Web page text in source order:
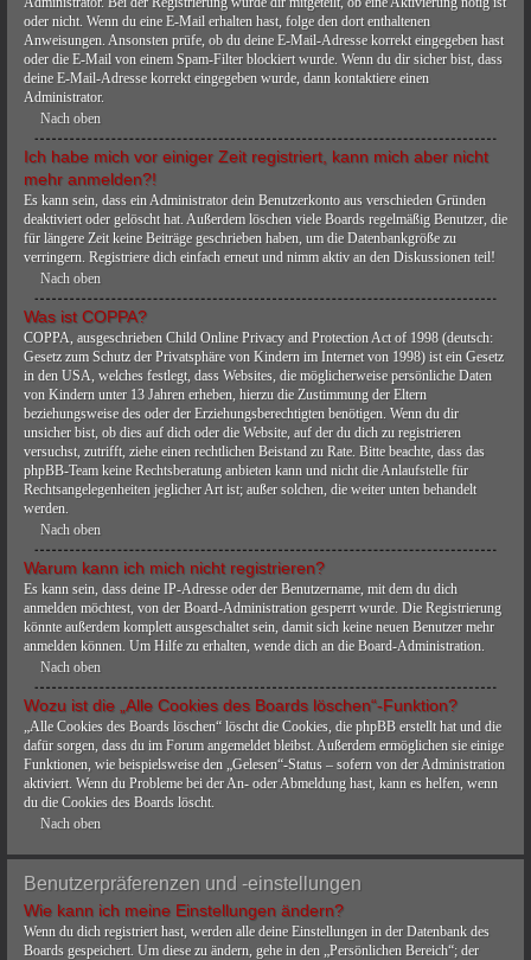
oder nicht. Wenn du eine E-Mail erhalten hast, folge den dort enthaltenen
Anweisungen. Ansonsten prüfe, ob du deine E-Mail-Adresse korrekt eingegeben hast
oder die E-Mail von einem Spam-Filter blockiert wurde. Wenn du dir sicher bist, dass
deine E-Mail-Adresse korrekt eingegeben wurde, dann kontaktiere einen
Administrator.
Nach oben
Ich habe mich vor einiger Zeit registriert, kann mich aber nicht
mehr anmelden?!
Es kann sein, dass ein Administrator dein Benutzerkonto aus verschieden Gründen
deaktiviert oder gelöscht hat. Außerdem löschen viele Boards regelmäßig Benutzer, die
für längere Zeit keine Beiträge geschrieben haben, um die Datenbankgröße zu
verringern. Registriere dich einfach erneut und nimm aktiv an den Diskussionen teil!
Nach oben
Was ist COPPA?
COPPA, ausgeschrieben Child Online Privacy and Protection Act of 1998 (deutsch:
Gesetz zum Schutz der Privatsphäre von Kindern im Internet von 1998) ist ein Gesetz
in den USA, welches festlegt, dass Websites, die möglicherweise persönliche Daten
von Kindern unter 13 Jahren erheben, hierzu die Zustimmung der Eltern
beziehungsweise des oder der Erziehungsberechtigten benötigen. Wenn du dir
unsicher bist, ob dies auf dich oder die Website, auf der du dich zu registrieren
versuchst, zutrifft, ziehe einen rechtlichen Beistand zu Rate. Bitte beachte, dass das
phpBB-Team keine Rechtsberatung anbieten kann und nicht die Anlaufstelle für
Rechtsangelegenheiten jeglicher Art ist; außer solchen, die weiter unten behandelt
werden.
Nach oben
Warum kann ich mich nicht registrieren?
Es kann sein, dass deine IP-Adresse oder der Benutzername, mit dem du dich
anmelden möchtest, von der Board-Administration gesperrt wurde. Die Registrierung
könnte außerdem komplett ausgeschaltet sein, damit sich keine neuen Benutzer mehr
anmelden können. Um Hilfe zu erhalten, wende dich an die Board-Administration.
Nach oben
Wozu ist die „Alle Cookies des Boards löschen“-Funktion?
„Alle Cookies des Boards löschen“ löscht die Cookies, die phpBB erstellt hat und die
dafür sorgen, dass du im Forum angemeldet bleibst. Außerdem ermöglichen sie einige
Funktionen, wie beispielsweise den „Gelesen“-Status – sofern von der Administration
aktiviert. Wenn du Probleme bei der An- oder Abmeldung hast, kann es helfen, wenn
du die Cookies des Boards löscht.
Nach oben
Benutzerpräferenzen und -einstellungen
Wie kann ich meine Einstellungen ändern?
Wenn du dich registriert hast, werden alle deine Einstellungen in der Datenbank des
Boards gespeichert. Um diese zu ändern, gehe in den „Persönlichen Bereich“; der